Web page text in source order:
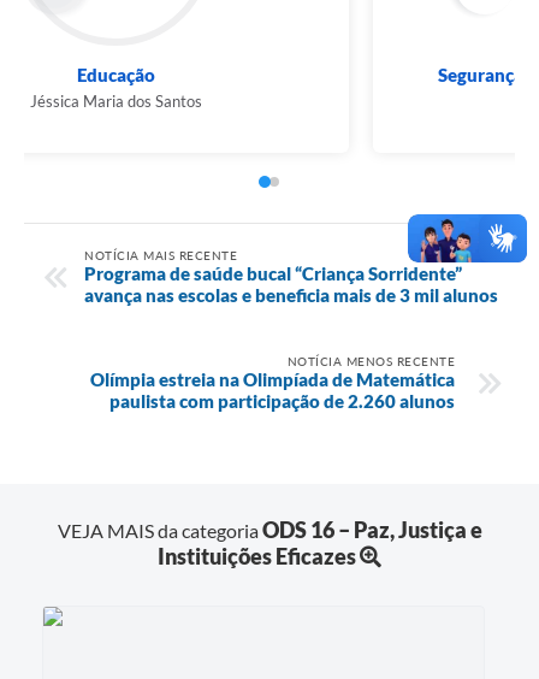
Jéssica Maria dos Santos
NOTÍCIA MAIS RECENTE
Programa de saúde bucal “Criança Sorridente”
avança nas escolas e beneficia mais de 3 mil alunos
NOTÍCIA MENOS RECENTE
Olímpia estreia na Olimpíada de Matemática
paulista com participação de 2.260 alunos
VEJA MAIS da categoriaODS 16 – Paz, Justiça e
Instituições Eficazes